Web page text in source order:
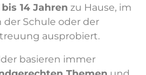
bis 14 Jahren zu Hause, im
der Schule oder der
ausprobiert.
basieren immer